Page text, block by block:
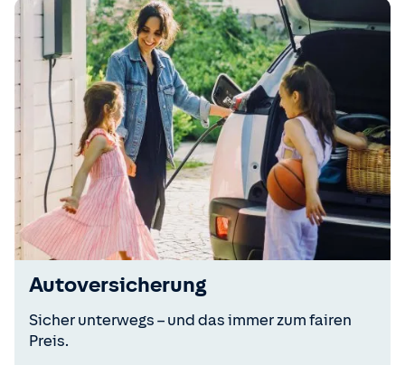
Autoversicherung
Sicher unterwegs – und das immer zum fairen
Preis.